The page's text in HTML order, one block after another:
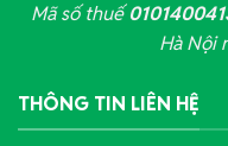
Mã số thuế
Hà Nội
THÔNG TIN LIÊN HỆ